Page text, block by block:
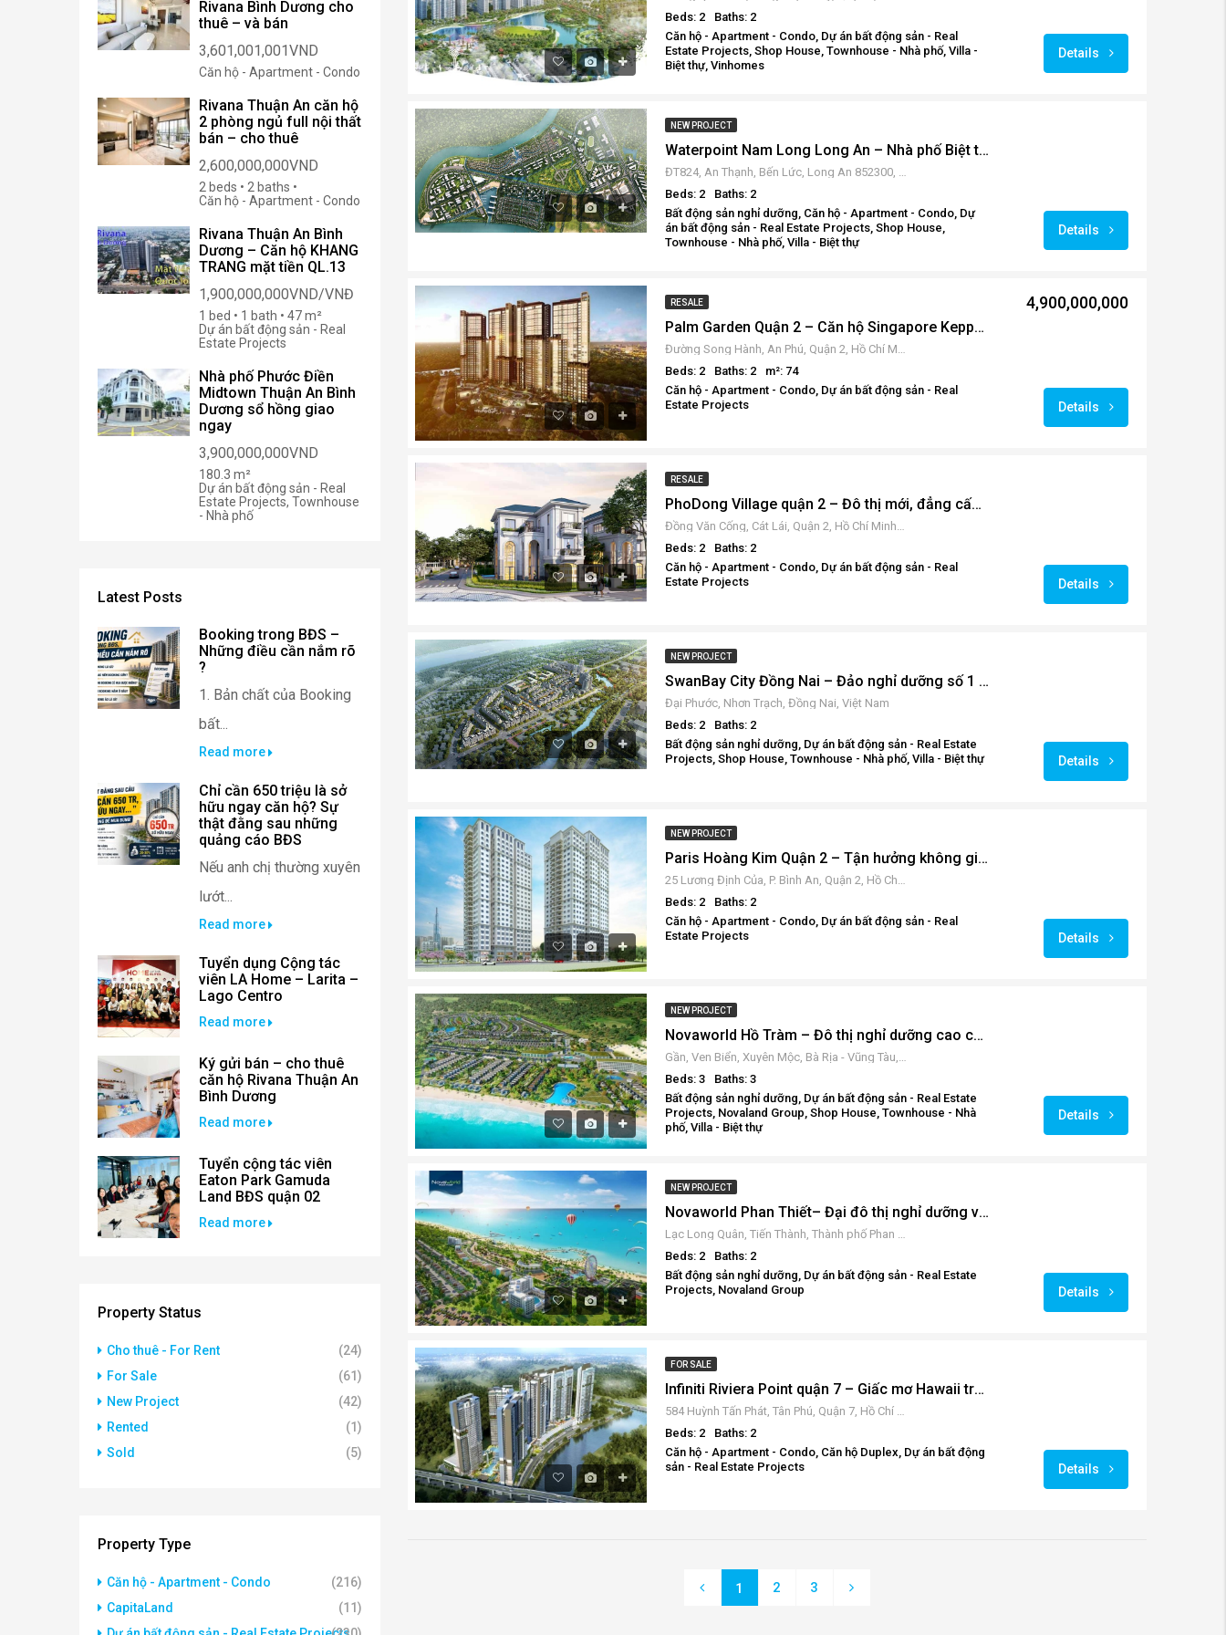
Beds: 2
Baths: 2
Căn hộ - Apartment - Condo, Dự án bất động sản - Real
Estate Projects, Shop House, Townhouse - Nhà phố, Villa -
Biệt thự, Vinhomes
Details
NEW PROJECT
Waterpoint Nam Long Long An – Nhà phố Biệt thự và Shophouse
ĐT824, An Thạnh, Bến Lức, Long An 852300, Vietnam
Beds: 2
Baths: 2
Bất động sản nghỉ dưỡng, Căn hộ - Apartment - Condo, Dự
án bất động sản - Real Estate Projects, Shop House,
Townhouse - Nhà phố, Villa - Biệt thự
Details
RESALE
Palm Garden Quận 2 – Căn hộ Singapore Keppel Land
Đường Song Hành, An Phú, Quận 2, Hồ Chí Minh, Vietnam
Beds: 2
Baths: 2
m²: 74
Căn hộ - Apartment - Condo, Dự án bất động sản - Real
Estate Projects
4,900,000,000
Details
RESALE
PhoDong Village quận 2 – Đô thị mới, đẳng cấp mới cho cư dân Thành phố.
Đồng Văn Cống, Cát Lái, Quận 2, Hồ Chí Minh, Vietnam
Beds: 2
Baths: 2
Căn hộ - Apartment - Condo, Dự án bất động sản - Real
Estate Projects
Details
NEW PROJECT
SwanBay City Đồng Nai – Đảo nghỉ dưỡng số 1 cho giới siêu giàu Thành phố.
Đại Phước, Nhơn Trạch, Đồng Nai, Việt Nam
Beds: 2
Baths: 2
Bất động sản nghỉ dưỡng, Dự án bất động sản - Real Estate
Projects, Shop House, Townhouse - Nhà phố, Villa - Biệt thự
Details
NEW PROJECT
Paris Hoàng Kim Quận 2 – Tận hưởng không gian sống kiểu Pháp
25 Lương Định Của, P. Bình An, Quận 2, Hồ Chí Minh 700000, Vietnam
Beds: 2
Baths: 2
Căn hộ - Apartment - Condo, Dự án bất động sản - Real
Estate Projects
Details
NEW PROJECT
Novaworld Hồ Tràm – Đô thị nghỉ dưỡng cao cấp số 1 miền Nam
Gần, Ven Biển, Xuyên Mộc, Bà Rịa - Vũng Tàu, Vietnam
Beds: 3
Baths: 3
Bất động sản nghỉ dưỡng, Dự án bất động sản - Real Estate
Projects, Novaland Group, Shop House, Townhouse - Nhà
phố, Villa - Biệt thự
Details
NEW PROJECT
Novaworld Phan Thiết– Đại đô thị nghỉ dưỡng với 8 cụm quy hoạch hấp dẫn
Lạc Long Quân, Tiến Thành, Thành phố Phan Thiết, Bình Thuận, Vietnam
Beds: 2
Baths: 2
Bất động sản nghỉ dưỡng, Dự án bất động sản - Real Estate
Projects, Novaland Group
Details
FOR SALE
Infiniti Riviera Point quận 7 – Giấc mơ Hawaii trong tầm tay
584 Huỳnh Tấn Phát, Tân Phú, Quận 7, Hồ Chí Minh, Việt Nam
Beds: 2
Baths: 2
Căn hộ - Apartment - Condo, Căn hộ Duplex, Dự án bất động
sản - Real Estate Projects
Details
1 2 3
Rivana Bình Dương cho
thuê – và bán
3,601,001,001VND
Căn hộ - Apartment - Condo
Rivana Thuận An căn hộ
2 phòng ngủ full nội thất
bán – cho thuê
2,600,000,000VND
2 beds • 2 baths •
Căn hộ - Apartment - Condo
Rivana Thuận An Bình
Dương – Căn hộ KHANG
TRANG mặt tiền QL.13
1,900,000,000VND/VNĐ
1 bed • 1 bath • 47 m²
Dự án bất động sản - Real
Estate Projects
Nhà phố Phước Điền
Midtown Thuận An Bình
Dương sổ hồng giao
ngay
3,900,000,000VND
180.3 m²
Dự án bất động sản - Real
Estate Projects, Townhouse
- Nhà phố
Latest Posts
Booking trong BĐS –
Những điều cần nắm rõ
?
1. Bản chất của Booking
bất...
Read more
Chỉ cần 650 triệu là sở
hữu ngay căn hộ? Sự
thật đằng sau những
quảng cáo BĐS
Nếu anh chị thường xuyên
lướt...
Read more
Tuyển dụng Cộng tác
viên LA Home – Larita –
Lago Centro
Read more
Ký gửi bán – cho thuê
căn hộ Rivana Thuận An
Bình Dương
Read more
Tuyển cộng tác viên
Eaton Park Gamuda
Land BĐS quận 02
Read more
Property Status
Cho thuê - For Rent
(24)
For Sale
(61)
New Project
(42)
Rented
(1)
Sold
(5)
Property Type
Căn hộ - Apartment - Condo
(216)
CapitaLand
(11)